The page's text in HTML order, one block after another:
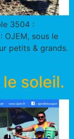
3504 :
OJEM, sous le
petits & grands.
soleil.